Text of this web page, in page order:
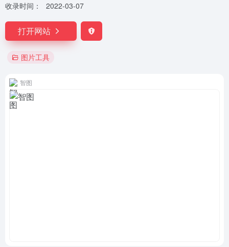
收录时间：
2022-03-07
打开网站
图片工具
智图